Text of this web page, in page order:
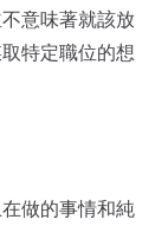
意味著就該放
特定職位的想
做的事情和純